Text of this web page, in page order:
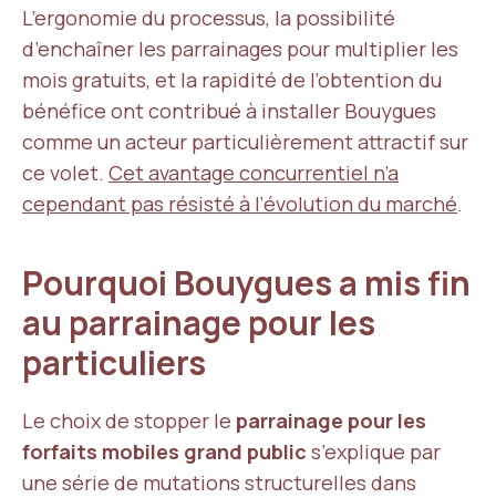
L’ergonomie du processus, la possibilité
d’enchaîner les parrainages pour multiplier les
mois gratuits, et la rapidité de l’obtention du
bénéfice ont contribué à installer Bouygues
comme un acteur particulièrement attractif sur
ce volet. Cet avantage concurrentiel n’a
cependant pas résisté à l’évolution du marché.
Pourquoi Bouygues a mis fin
au parrainage pour les
particuliers
Le choix de stopper le parrainage pour les
forfaits mobiles grand public s’explique par
une série de mutations structurelles dans